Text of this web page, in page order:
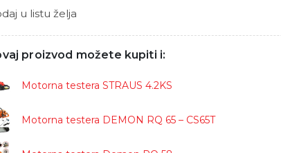
u listu želja
proizvod možete kupiti i:
Motorna testera STRAUS 4.2KS
Motorna testera DEMON RQ 65 – CS65T